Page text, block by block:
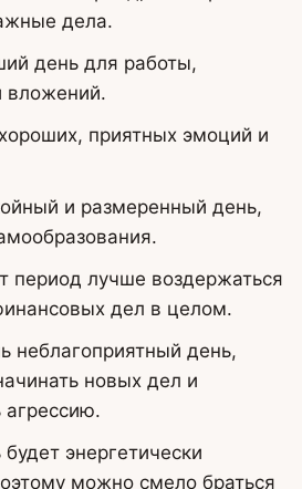
дела.
день для работы,
вложений.
приятных эмоций и
и размеренный день,
период лучше воздержаться
дел в целом.
неблагоприятный день,
новых дел и
агрессию.
энергетически
можно смело браться